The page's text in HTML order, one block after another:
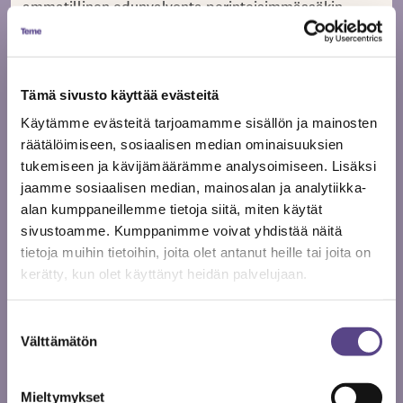
Tämä sivusto käyttää evästeitä
Käytämme evästeitä tarjoamamme sisällön ja mainosten
räätälöimiseen, sosiaalisen median ominaisuuksien
tukemiseen ja kävijämäärämme analysoimiseen. Lisäksi
jaamme sosiaalisen median, mainosalan ja analytiikka-
alan kumppaneillemme tietoja siitä, miten käytät
sivustoamme. Kumppanimme voivat yhdistää näitä
tietoja muihin tietoihin, joita olet antanut heille tai joita on
kerätty, kun olet käyttänyt heidän palvelujaan.
valinta
Välttämätön
Mieltymykset
ammatillinen edunvalvonta perinteisimmässäkin
mielessä itse asiassa vaatii kulttuuripolitiikkaan
vaikuttamista. Yksinkertaisimmillaan kysymys on siitä,
maksaa palkkaa ja millaista palkkaa. Mutta samalla
Temen toiminnassa pitää pitää mielessä se, että
uskottava kulttuuripolitiikka ei voi vain perustua
ajatukselle ”lisää rahaa kaikille”. Parhaimmat
argumentit eivät olekaan niitä, joilla perustellaan
asioita puhtaasti työntekijöiden edun näkökulmasta,
vaan uskottavan kulttuuripolitiikan pitää lähteä siitä,
miksi kulttuuri ja sen tukeminen on tärkeää eli viime
kädessä yleisön ja yhteisön näkökulmasta. Sitten
Teme voi asiantuntemuksellaan kertoa, mitä
vaikutuksia minkäkinlaisella politiikalla on.
kulttuurityöntekijällä ei ole työnteon edellytyksiä, ei